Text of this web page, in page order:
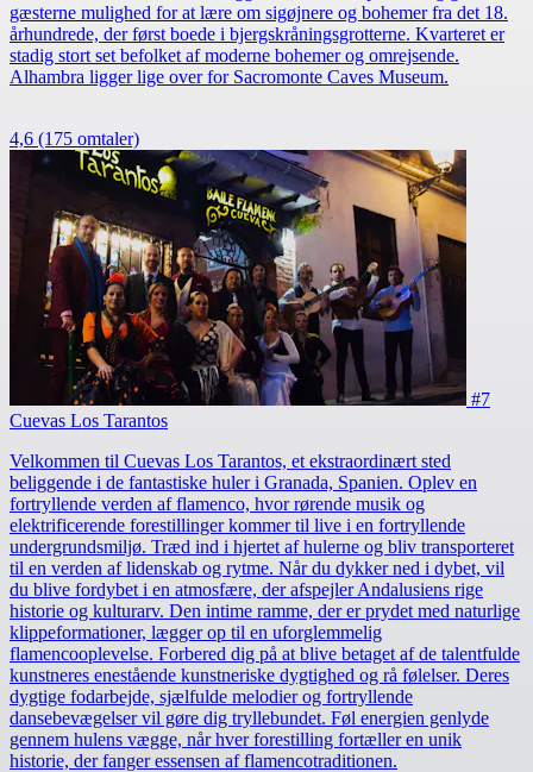
gæsterne mulighed for at lære om sigøjnere og bohemer fra det 18.
århundrede, der først boede i bjergskråningsgrotterne. Kvarteret er
stadig stort set befolket af moderne bohemer og omrejsende.
Alhambra ligger lige over for Sacromonte Caves Museum.
4,6 (175 omtaler)
#7
Cuevas Los Tarantos
Velkommen til Cuevas Los Tarantos, et ekstraordinært sted
beliggende i de fantastiske huler i Granada, Spanien. Oplev en
fortryllende verden af flamenco, hvor rørende musik og
elektrificerende forestillinger kommer til live i en fortryllende
undergrundsmiljø. Træd ind i hjertet af hulerne og bliv transporteret
til en verden af lidenskab og rytme. Når du dykker ned i dybet, vil
du blive fordybet i en atmosfære, der afspejler Andalusiens rige
historie og kulturarv. Den intime ramme, der er prydet med naturlige
klippeformationer, lægger op til en uforglemmelig
flamencooplevelse. Forbered dig på at blive betaget af de talentfulde
kunstneres enestående kunstneriske dygtighed og rå følelser. Deres
dygtige fodarbejde, sjælfulde melodier og fortryllende
dansebevægelser vil gøre dig tryllebundet. Føl energien genlyde
gennem hulens vægge, når hver forestilling fortæller en unik
historie, der fanger essensen af flamencotraditionen.